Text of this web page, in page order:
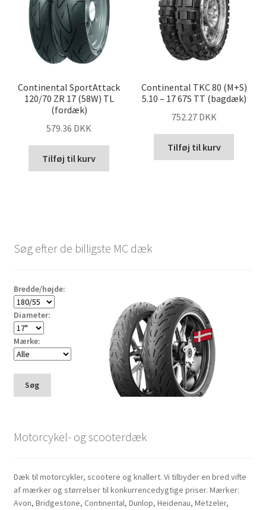
Continental SportAttack
120/70 ZR 17 (58W) TL
(fordæk)
579.36 DKK
Tilføj til kurv
Continental TKC 80 (M+S)
5.10 – 17 67S TT (bagdæk)
752.27 DKK
Tilføj til kurv
Søg efter de billigste MC dæk
Bredde/højde:
Diameter:
Mærke:
Søg
Motorcykel- og scooterdæk
Dæk til motorcykler, scootere og knallert. Vi tilbyder en bred vifte
af mærker og størrelser til konkurrencedygtige priser. Mærker:
Avon, Bridgestone, Continental, Dunlop, Heidenau, Metzeler,